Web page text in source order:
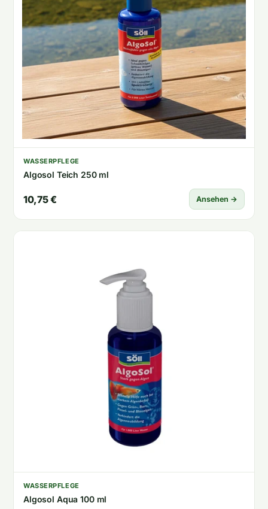
WASSERPFLEGE
Algosol Teich 250 ml
10,75 € Ansehen →
WASSERPFLEGE
Algosol Aqua 100 ml